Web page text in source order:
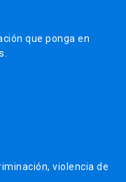
que ponga en
violencia de